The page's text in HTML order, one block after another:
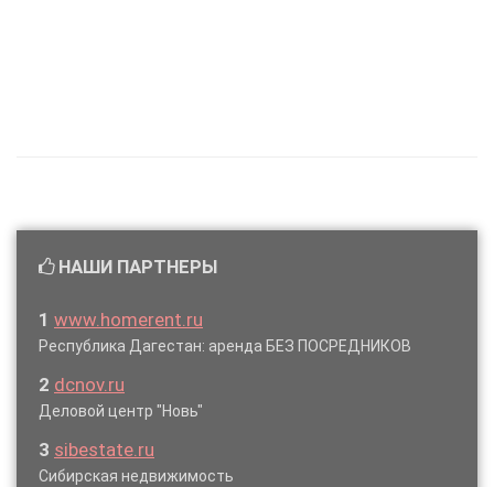
НАШИ ПАРТНЕРЫ
1 www.homerent.ru
Республика Дагестан: аренда БЕЗ ПОСРЕДНИКОВ
2 dcnov.ru
Деловой центр "Новь"
3 sibestate.ru
Сибирская недвижимость